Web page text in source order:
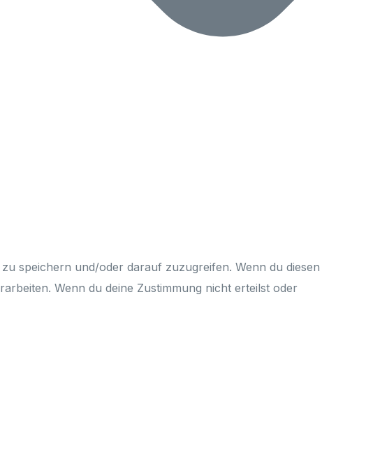
speichern und/oder darauf zuzugreifen. Wenn du diesen
Wenn du deine Zustimmung nicht erteilst oder